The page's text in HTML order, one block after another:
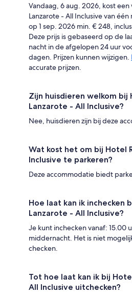
Vandaag, 6 aug. 2026, kost een
Lanzarote - All Inclusive van
op 1 sep. 2026 min. € 248,
Deze prijs is gebaseerd op de
nacht in de afgelopen 24 uur
dagen. Prijzen kunnen wijzigen.
accurate prijzen.
Zijn huisdieren welkom bij
Lanzarote - All Inclusive?
Nee, huisdieren zijn bij deze
Wat kost het om bij Hotel
Inclusive te parkeren?
Deze accommodatie biedt
Hoe laat kan ik inchecken
Lanzarote - All Inclusive?
Je kunt inchecken vanaf: 15.00
middernacht. Het is niet
checken.
Tot hoe laat kan ik bij
All Inclusive uitchecken?